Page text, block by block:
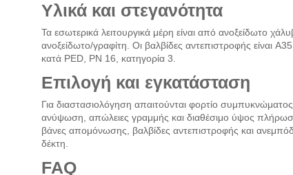
Υλικά και στεγανότητα
Τα εσωτερικά λειτουργικά μέρη είναι από ανοξείδωτο
ανοξείδωτο/γραφίτη. Οι βαλβίδες αντεπιστροφής
κατά PED, PN 16, κατηγορία 3.
Επιλογή και εγκατάσταση
Για διαστασιολόγηση απαιτούνται φορτίο
ανύψωση, απώλειες γραμμής και διαθέσιμο ύψος
βάνες απομόνωσης, βαλβίδες αντεπιστροφής και
δέκτη.
FAQ